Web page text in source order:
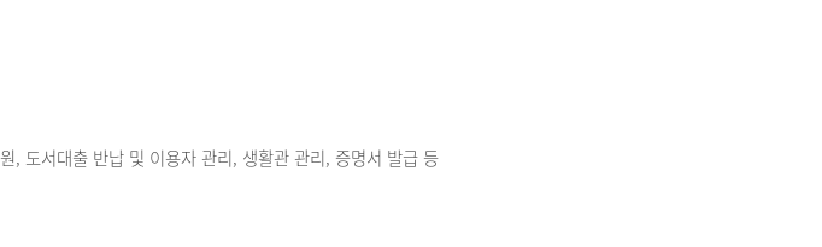
, 도서대출 반납 및 이용자 관리, 생활관 관리, 증명서 발급 등